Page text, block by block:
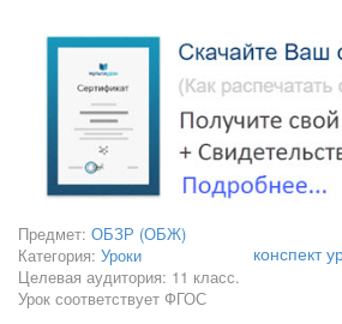
Организационный момент
Актуализация опорных знаний
Совокупность каких
укреплению здоровья человека?
Что вы знаете о личной гигиене?
IIIФормирование новых знаний по
ПЛАН
Правила личной гигиены
Сочетание умственного и
Предмет:ОБЗР (ОБЖ)
Категория:Уроки
Целевая аудитория: 11 класс.
Урок соответствует ФГОС
конспект